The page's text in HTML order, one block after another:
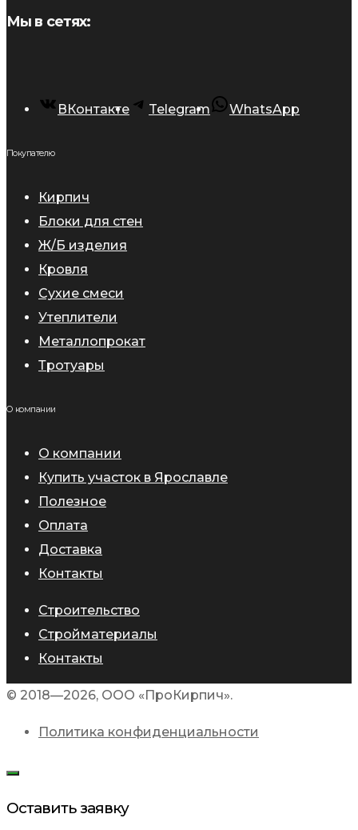
Мы в сетях:
ВКонтакте Telegram WhatsApp
Покупателю
Кирпич
Блоки для стен
Ж/Б изделия
Кровля
Сухие смеси
Утеплители
Металлопрокат
Тротуары
О компании
О компании
Купить участок в Ярославле
Полезное
Оплата
Доставка
Контакты
Строительство
Стройматериалы
Контакты
© 2018—2026, ООО «ПроКирпич».
Политика конфиденциальности
Оставить заявку